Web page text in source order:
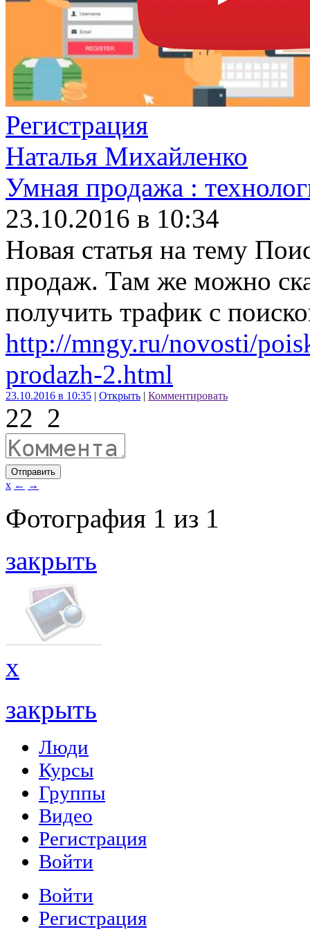
Регистрация
Наталья Михайленко
Умная продажа :
23.10.2016 в 10:34
Новая статья на тему
продаж. Там же можно
получить трафик с
http://mngy.ru/novosti/
prodazh-2.html
23.10.2016 в 10:35 | Открыть | Комментировать
22 2
Отправить
x ← →
Фотография 1 из 1
закрыть
x
закрыть